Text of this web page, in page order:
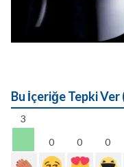
Bu İçeriğe Tepki
3
0
0 0